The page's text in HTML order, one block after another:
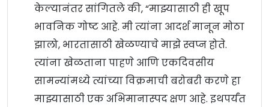
केल्यानंतर सांगितले की, “माझ्यासाठी ही खूप
भावनिक गोष्ट आहे. मी त्यांना आदर्श मानून मोठा
झालो, भारतासाठी खेळण्याचे माझे स्वप्न होते.
त्यांना खेळताना पाहणे आणि एकदिवसीय
सामन्यांमध्ये त्यांच्या विक्रमाची बरोबरी करणे हा
माझ्यासाठी एक अभिमानास्पद क्षण आहे. इथपर्यंत